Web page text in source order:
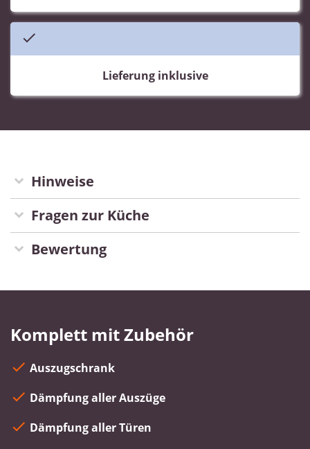
Lieferung inklusive
Hinweise
Fragen zur Küche
Bewertung
Komplett mit Zubehör
Auszugschrank
Dämpfung aller Auszüge
Dämpfung aller Türen